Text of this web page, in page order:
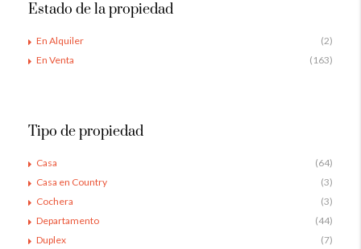
Estado de la propiedad
En Alquiler
(2)
En Venta
(163)
Tipo de propiedad
Casa
(64)
Casa en Country
(3)
Cochera
(3)
Departamento
(44)
Duplex
(7)